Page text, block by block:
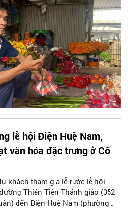
lễ hội Điện Huệ Nam,
văn hóa đặc trưng ở Cố
khách tham gia lễ rước lễ hội
Thiên Tiên Thánh giáo (352
đến Điện Huệ Nam (phường